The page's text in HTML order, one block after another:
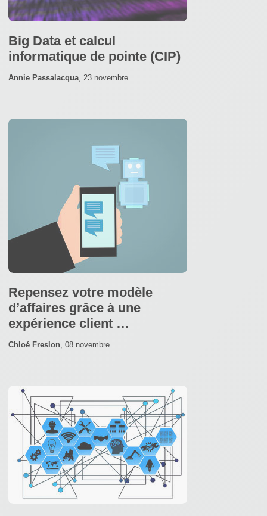
Big Data et calcul
informatique de pointe (CIP)
Annie Passalacqua 23 novembre
Repensez votre modèle
d’affaires grâce à une
expérience client …
Chloé Freslon 08 novembre